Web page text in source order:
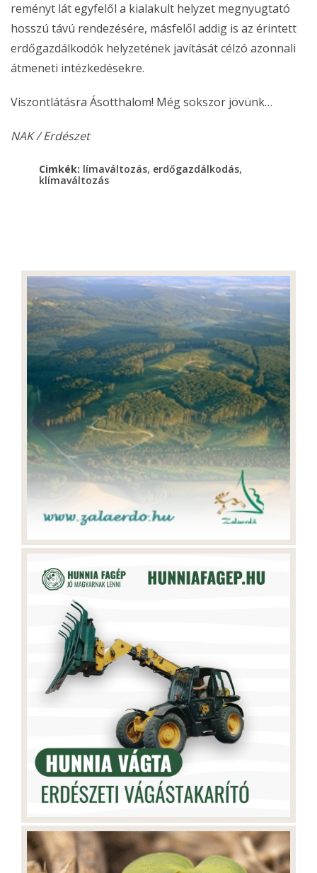
reményt lát egyfelől a kialakult helyzet megnyugtató
hosszú távú rendezésére, másfelől addig is az érintett
erdőgazdálkodók helyzetének javítását célzó azonnali
átmeneti intézkedésekre.
Viszontlátásra Ásotthalom! Még sokszor jövünk…
NAK / Erdészet
Cimkék: límaváltozás, erdőgazdálkodás,
klímaváltozás